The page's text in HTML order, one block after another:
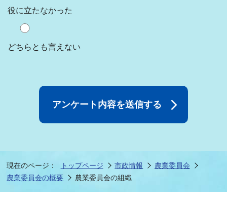
役に立たなかった
どちらとも言えない
現在のページ： トップページ 市政情報
農業委員会
農業委員会の概要
農業委員会の組織